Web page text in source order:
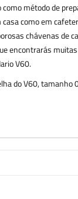
método de
casa como em
chávenas de
encontrarás
V60.
do V60, tamanho